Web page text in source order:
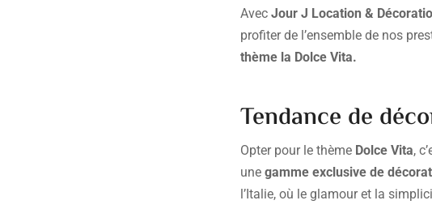
AvecJour J Location &
profiter de l’ensemble de nos
thème la Dolce Vita.
Tendance de
Opter pour le thème Dolce Vita,
unegamme exclusive de
l’Italie, où le glamour et la